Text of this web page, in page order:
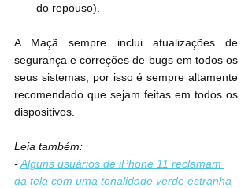
do repouso).
A Maçã sempre inclui atualizações de
segurança e correções de bugs em todos os
seus sistemas, por isso é sempre altamente
recomendado que sejam feitas em todos os
dispositivos.
Leia também:
- Alguns usuários de iPhone 11 reclamam
da tela com uma tonalidade verde estranha